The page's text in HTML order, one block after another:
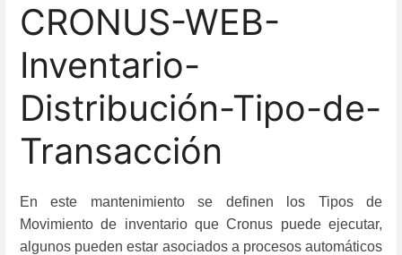
CRONUS-WEB-
Inventario-
Distribución-Tipo-de-
Transacción
En este mantenimiento se definen los Tipos de
Movimiento de inventario que Cronus puede ejecutar,
algunos pueden estar asociados a procesos automáticos